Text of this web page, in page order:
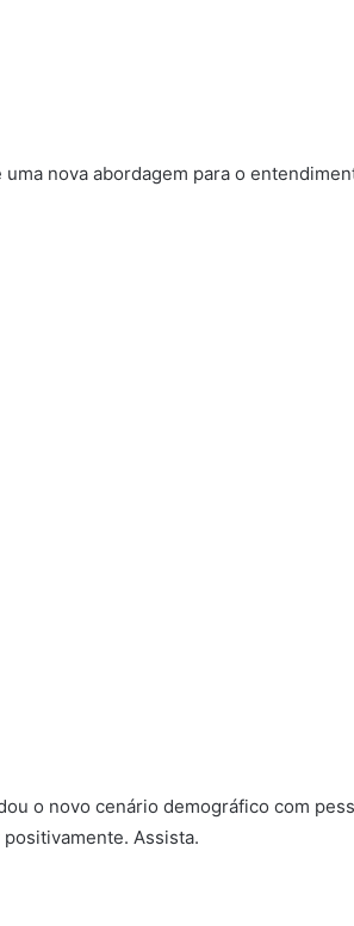
nova abordagem para o
o novo cenário demográfico com
Assista.